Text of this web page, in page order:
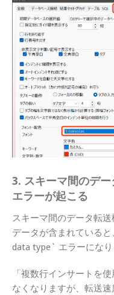
3. スキーマ間のデ
エラーが起こる
スキーマ間のデータ転
データが含まれている
data type` エラーになり
「複数行インサートを
なくなりますが、転送速